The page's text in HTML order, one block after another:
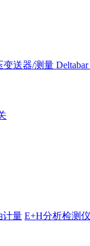
变送器/测量 Deltabar
计量 E+H分析检测